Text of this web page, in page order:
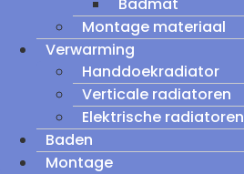
Montage materiaal
Verwarming
Handdoekradiator
Verticale radiatoren
Elektrische radiatoren
Baden
Montage